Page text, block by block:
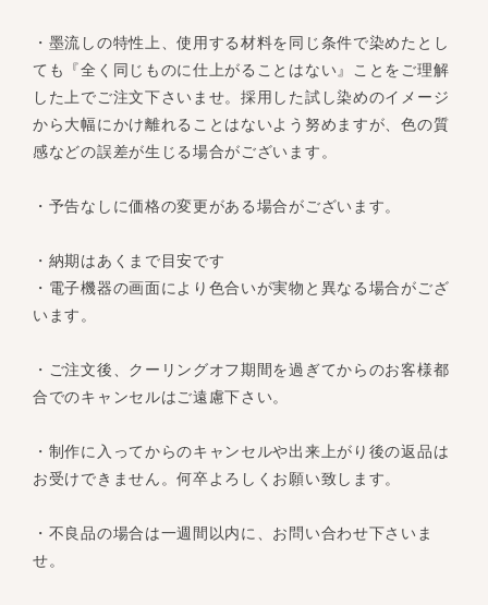
・墨流しの特性上、使用する材料を同じ条件で染めたとし
ても『全く同じものに仕上がることはない』ことをご理解
した上でご注文下さいませ。採用した試し染めのイメージ
から大幅にかけ離れることはないよう努めますが、色の質
感などの誤差が生じる場合がございます。
・予告なしに価格の変更がある場合がございます。
・納期はあくまで目安です
・電子機器の画面により色合いが実物と異なる場合がござ
います。
・ご注文後、クーリングオフ期間を過ぎてからのお客様都
合でのキャンセルはご遠慮下さい。
・制作に入ってからのキャンセルや出来上がり後の返品は
お受けできません。何卒よろしくお願い致します。
・不良品の場合は一週間以内に、お問い合わせ下さいま
せ。